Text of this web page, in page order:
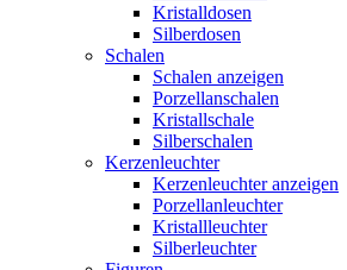
Kristalldosen
Silberdosen
Schalen
Schalen anzeigen
Porzellanschalen
Kristallschale
Silberschalen
Kerzenleuchter
Kerzenleuchter anzeigen
Porzellanleuchter
Kristallleuchter
Silberleuchter